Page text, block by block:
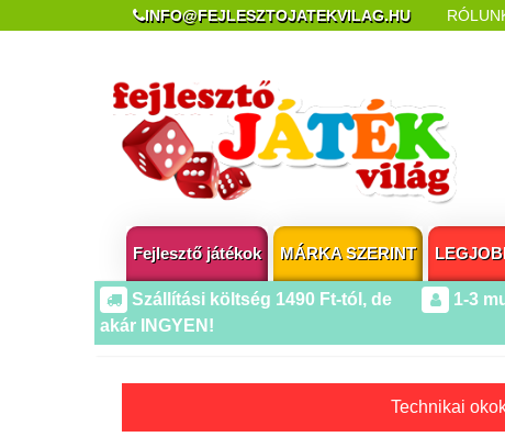
INFO@FEJLESZTOJATEKVILAG.HU
Fejlesztő játékok MÁRKA SZERINT
Szállítási költség 1490 Ft-tól, de
akár INGYEN!
1-3
Technikai